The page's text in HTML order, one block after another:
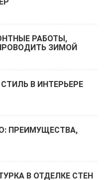
РАБОТЫ,
ЗИМОЙ
В ИНТЕРЬЕРЕ
ПРЕИМУЩЕСТВА,
В ОТДЕЛКЕ СТЕН